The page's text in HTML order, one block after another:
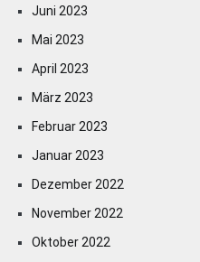
Juni 2023
Mai 2023
April 2023
März 2023
Februar 2023
Januar 2023
Dezember 2022
November 2022
Oktober 2022